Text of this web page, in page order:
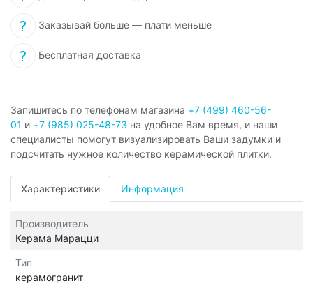
Заказывай больше — плати меньше
Бесплатная доставка
Запишитесь по телефонам магазина +7 (499) 460-56-
01 и +7 (985) 025-48-73 на удобное Вам время, и наши
специалисты помогут визуализировать Ваши задумки и
подсчитать нужное количество керамической плитки.
Характеристики Информация
Производитель
Керама Марацци
Тип
керамогранит